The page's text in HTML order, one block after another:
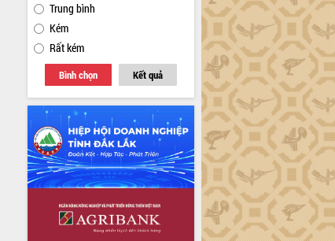
Trung bình
Kém
Rất kém
Bình chọn Kết quả